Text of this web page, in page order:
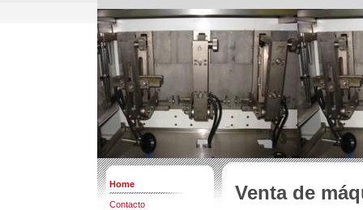
Home
Contacto
Venta de